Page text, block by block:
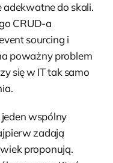
do skali.
CRUD-a
sourcing i
poważny problem
się w IT tak samo
wspólny
zadają
proponują.